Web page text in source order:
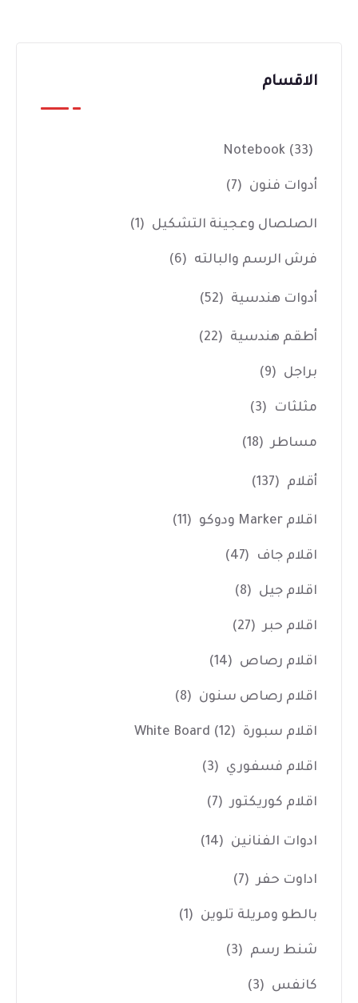
الاقسام
Notebook (33)
أدوات فنون (7)
الصلصال وعجينة التشكيل (1)
فرش الرسم والبالته (6)
أدوات هندسية (52)
أطقم هندسية (22)
براجل (9)
مثلثات (3)
مساطر (18)
أقلام (137)
اقلام Marker ودوكو (11)
اقلام جاف (47)
اقلام جيل (8)
اقلام حبر (27)
اقلام رصاص (14)
اقلام رصاص سنون (8)
اقلام سبورة White Board (12)
اقلام فسفوري (3)
اقلام كوريكتور (7)
ادوات الفنانين (14)
اداوت حفر (7)
بالطو ومريلة تلوين (1)
شنط رسم (3)
كانفس (3)